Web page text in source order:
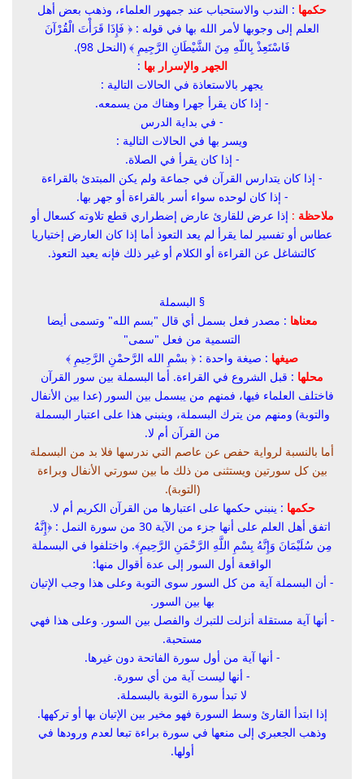
حكمها : الندب والاستحباب عند جمهور العلماء، وذهب بعض أهل
العلم إلى وجوبها لأمر الله بها في قوله : ﴿ فَإِذَا قَرَأْتَ الْقُرْآنَ
فَاسْتَعِذْ بِاللّهِ مِنَ الشَّيْطَانِ الرَّجِيمِ ﴾ (النحل 98).
الجهر والإسرار بها :
يجهر بالاستعاذة في الحالات التالية :
- إذا كان يقرأ جهرا وهناك من يسمعه.
- في بداية الدرس
ويسر بها في الحالات التالية :
- إذا كان يقرأ في الصلاة.
- إذا كان يتدارس القرآن في جماعة ولم يكن المبتدئ بالقراءة
- إذا كان لوحده سواء أسر بالقراءة أو جهر بها.
ملاحظة : إذا عرض للقارئ عارض إضطراري قطع تلاوته كسعال أو
عطاس أو تفسير لما يقرأ لم يعد التعوذ أما إذا كان العارض إختياريا
كالتشاغل عن القراءة أو الكلام أو غير ذلك فإنه يعيد التعوذ.
§ البسملة
معناها : مصدر فعل بسمل أي قال "بسم الله" وتسمى أيضا
التسمية من فعل "سمى"
صيغها : صيغة واحدة : ﴿ بسْمِ الله الرَّحمْنِ الرَّحِيمِ ﴾
محلها : قبل الشروع في القراءة. أما البسملة بين سور القرآن
فاختلف العلماء فيها، فمنهم من يبسمل بين السور (عدا بين الأنفال
والتوبة) ومنهم من يترك البسملة، وينبني هذا على اعتبار البسملة
من القرآن أم لا.
أما بالنسبة لرواية حفص عن عاصم التي ندرسها فلا بد من البسملة
بين كل سورتين ويستثنى من ذلك ما بين سورتي الأنفال وبراءة
(التوبة).
حكمها : ينبني حكمها على اعتبارها من القرآن الكريم أم لا.
اتفق أهل العلم على أنها جزء من الآية 30 من سورة النمل : ﴿
إِنَّهُ
مِن سُلَيْمَانَ وَإِنَّهُ بِسْمِ اللَّهِ الرَّحْمَنِ الرَّحِيمِ﴾. واختلفوا في البسملة
الواقعة أول السور إلى عدة أقوال منها:
- أن البسملة آية من كل السور سوى التوبة وعلى هذا وجب الإتيان
بها بين السور.
- أنها آية مستقلة أنزلت للتبرك والفصل بين السور. وعلى هذا فهي
مستحبة.
- أنها آية من أول سورة الفاتحة دون غيرها.
- أنها ليست آية من أي سورة.
لا تبدأ سورة التوبة بالبسملة.
إذا ابتدأ القارئ وسط السورة فهو مخير بين الإتيان بها أو تركهها.
وذهب الجعبري إلى منعها في سورة براءة تبعا لعدم ورودها في
أولها.